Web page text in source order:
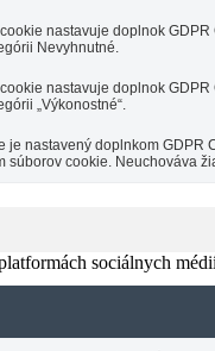
nastavuje doplnok
Nevyhnutné.
nastavuje doplnok
„Výkonostné“.
je nastavený doplnkom GDPR
súborov cookie. Neuchováva
sociálnych